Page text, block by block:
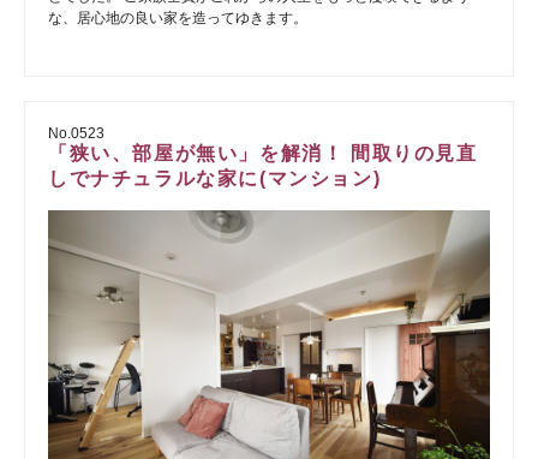
な、居心地の良い家を造ってゆきます。
No.0523
「狭い、部屋が無い」を解消！ 間取りの見直
しでナチュラルな家に(マンション)